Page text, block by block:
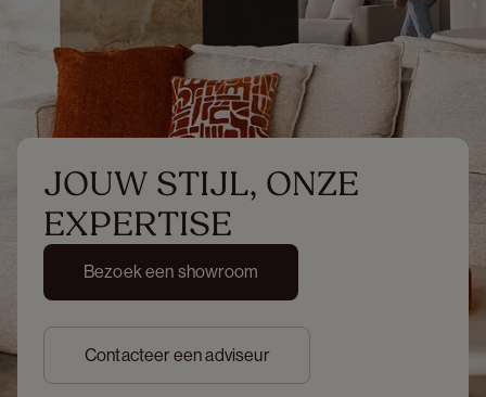
JOUW STIJL, ONZE
EXPERTISE
Bezoek een showroom
Contacteer een adviseur